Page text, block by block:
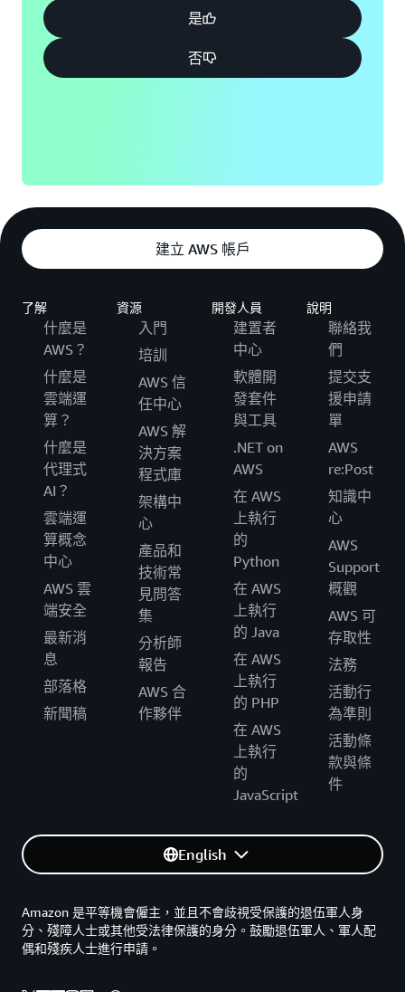
是
否
建立 AWS 帳戶
了解
什麼是
AWS？
什麼是
雲端運
算？
什麼是
代理式
AI？
雲端運
算概念
中心
AWS 雲
端安全
最新消
息
部落格
新聞稿
資源
入門
培訓
AWS 信
任中心
AWS 解
決方案
程式庫
架構中
心
產品和
技術常
見問答
集
分析師
報告
AWS 合
作夥伴
開發人員
建置者
中心
軟體開
發套件
與工具
.NET on
AWS
在 AWS
上執行
的
Python
在 AWS
上執行
的 Java
在 AWS
上執行
的 PHP
在 AWS
上執行
的
JavaScript
說明
聯絡我
們
提交支
援申請
單
AWS
re:Post
知識中
心
AWS
Support
概觀
AWS 可
存取性
法務
活動行
為準則
活動條
款與條
件
English
Amazon 是平等機會僱主，並且不會歧視受保護的退伍軍人身
分、殘障人士或其他受法律保護的身分。鼓勵退伍軍人、軍人配
偶和殘疾人士進行申請。